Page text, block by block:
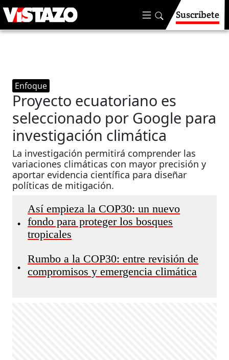
Suscríbete
Enfoque
Proyecto ecuatoriano es
seleccionado por Google para
investigación climática
La investigación permitirá comprender las
variaciones climáticas con mayor precisión y
aportar evidencia científica para diseñar
políticas de mitigación.
•
Así empieza la COP30: un nuevo
fondo para proteger los bosques
tropicales​​​​​
•
Rumbo a la COP30: entre revisión de
compromisos y emergencia climática